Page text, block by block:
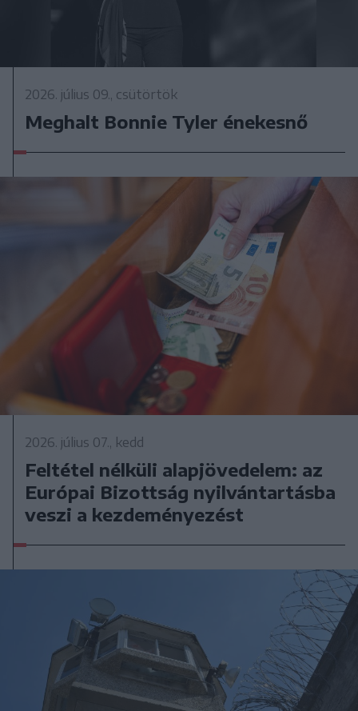
2026. július 09., csütörtök
Meghalt Bonnie Tyler énekesnő
2026. július 07., kedd
Feltétel nélküli alapjövedelem: az
Európai Bizottság nyilvántartásba
veszi a kezdeményezést